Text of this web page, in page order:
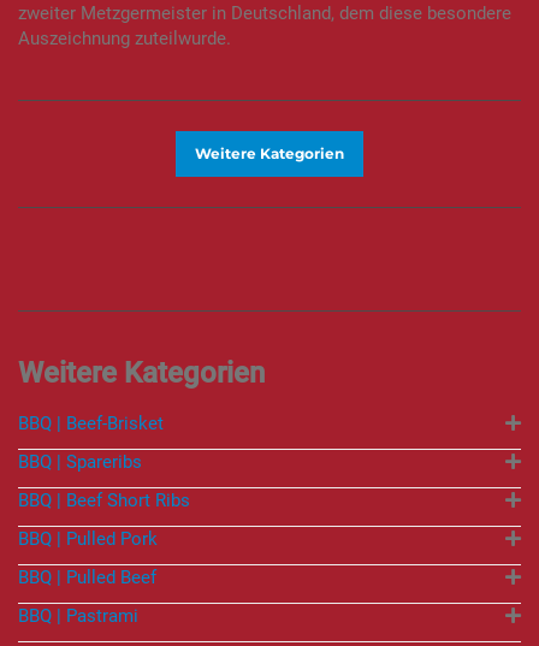
zweiter Metzgermeister in Deutschland, dem diese besondere
Auszeichnung zuteilwurde.
Weitere Kategorien
BBQ | Beef-Brisket
BBQ | Spareribs
BBQ | Beef Short Ribs
BBQ | Pulled Pork
BBQ | Pulled Beef
BBQ | Pastrami